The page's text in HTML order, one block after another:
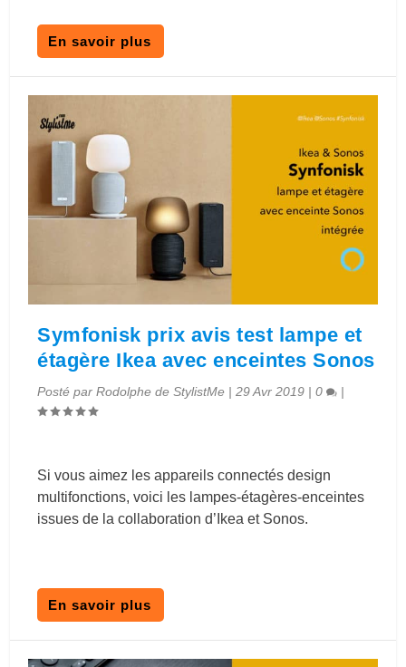
En savoir plus
Symfonisk prix avis test lampe et
étagère Ikea avec enceintes Sonos
Posté parRodolphe de StylistMe |29 Avr 2019 |0 |
Si vous aimez les appareils connectés design
multifonctions, voici les lampes-étagères-enceintes
issues de la collaboration d’Ikea et Sonos.
En savoir plus